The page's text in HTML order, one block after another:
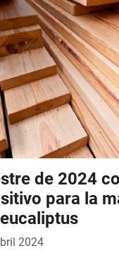
de 2024
para la
2024